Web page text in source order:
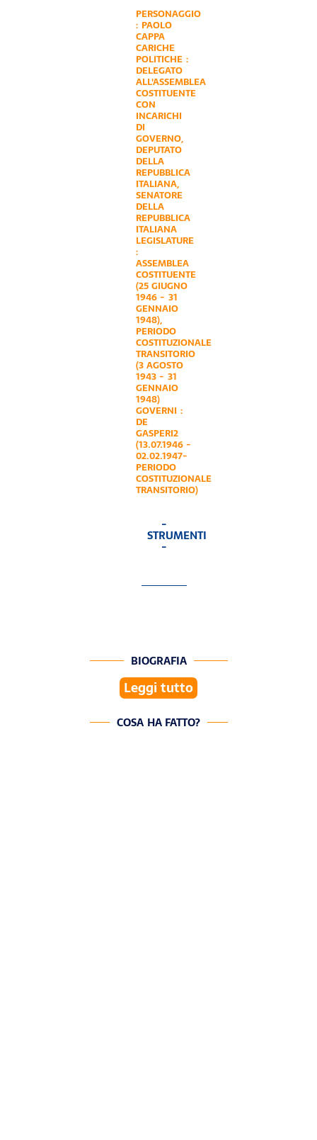
PERSONAGGIO
: PAOLO
CAPPA
CARICHE
POLITICHE :
DELEGATO
ALL'ASSEMBLEA
COSTITUENTE
CON
INCARICHI
DI
GOVERNO,
DEPUTATO
DELLA
REPUBBLICA
ITALIANA,
SENATORE
DELLA
REPUBBLICA
ITALIANA
LEGISLATURE
:
ASSEMBLEA
COSTITUENTE
(25 GIUGNO
1946 - 31
GENNAIO
1948),
PERIODO
COSTITUZIONALE
TRANSITORIO
(3 AGOSTO
1943 - 31
GENNAIO
1948)
GOVERNI :
DE
GASPERI2
(13.07.1946 -
02.02.1947-
PERIODO
COSTITUZIONALE
TRANSITORIO)
-
STRUMENTI
-
BIOGRAFIA
Leggi tutto
COSA HA FATTO?